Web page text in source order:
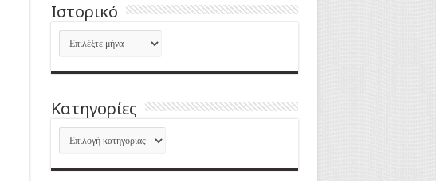
Ιστορικό
Ιστορικό
Kατηγορίες
Kατηγορίες